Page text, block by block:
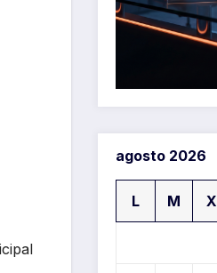
agosto 2026
L M X